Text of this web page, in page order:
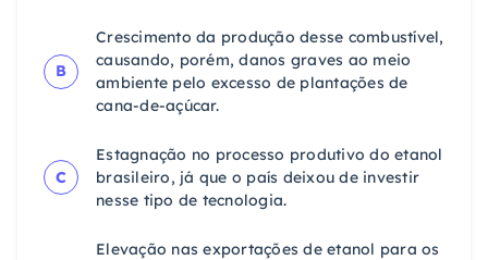
B
Crescimento da produção desse combustível,
causando, porém, danos graves ao meio
ambiente pelo excesso de plantações de
cana-de-açúcar.
C
Estagnação no processo produtivo do etanol
brasileiro, já que o país deixou de investir
nesse tipo de tecnologia.
Elevação nas exportações de etanol para os